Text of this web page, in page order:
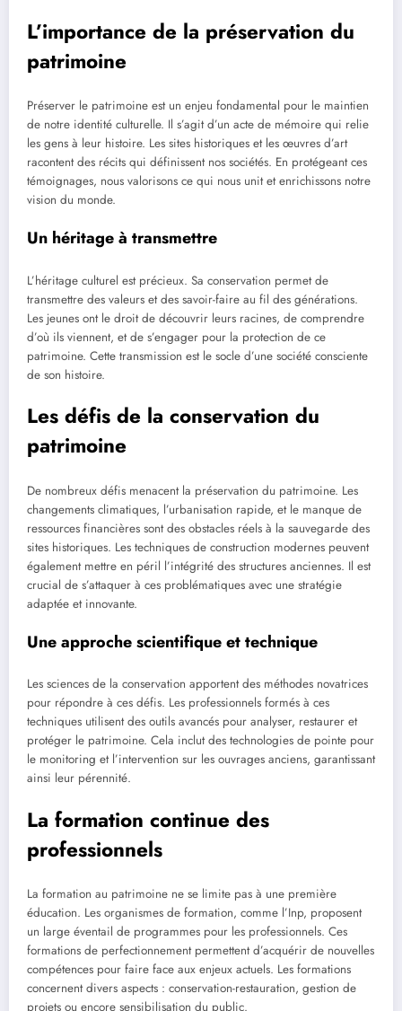
L’importance de la préservation du
patrimoine
Préserver le patrimoine est un enjeu fondamental pour le maintien
de notre identité culturelle. Il s’agit d’un acte de mémoire qui relie
les gens à leur histoire. Les sites historiques et les œuvres d’art
racontent des récits qui définissent nos sociétés. En protégeant ces
témoignages, nous valorisons ce qui nous unit et enrichissons notre
vision du monde.
Un héritage à transmettre
L’héritage culturel est précieux. Sa conservation permet de
transmettre des valeurs et des savoir-faire au fil des générations.
Les jeunes ont le droit de découvrir leurs racines, de comprendre
d’où ils viennent, et de s’engager pour la protection de ce
patrimoine. Cette transmission est le socle d’une société consciente
de son histoire.
Les défis de la conservation du
patrimoine
De nombreux défis menacent la préservation du patrimoine. Les
changements climatiques, l’urbanisation rapide, et le manque de
ressources financières sont des obstacles réels à la sauvegarde des
sites historiques. Les techniques de construction modernes peuvent
également mettre en péril l’intégrité des structures anciennes. Il est
crucial de s’attaquer à ces problématiques avec une stratégie
adaptée et innovante.
Une approche scientifique et technique
Les sciences de la conservation apportent des méthodes novatrices
pour répondre à ces défis. Les professionnels formés à ces
techniques utilisent des outils avancés pour analyser, restaurer et
protéger le patrimoine. Cela inclut des technologies de pointe pour
le monitoring et l’intervention sur les ouvrages anciens, garantissant
ainsi leur pérennité.
La formation continue des
professionnels
La formation au patrimoine ne se limite pas à une première
éducation. Les organismes de formation, comme l’Inp, proposent
un large éventail de programmes pour les professionnels. Ces
formations de perfectionnement permettent d’acquérir de nouvelles
compétences pour faire face aux enjeux actuels. Les formations
concernent divers aspects : conservation-restauration, gestion de
projets ou encore sensibilisation du public.